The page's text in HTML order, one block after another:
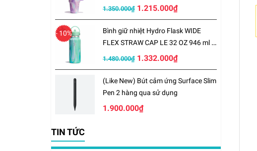
OZ 1183 ml – LE-S25TT40
1.350.000₫ 1.215.000₫
Bình giữ nhiệt Hydro Flask WIDE
FLEX STRAW CAP LE 32 OZ 946 ml –
LE-S25W32
1.480.000₫ 1.332.000₫
- 10%
(Like New) Bút cảm ứng Surface Slim
Pen 2 hàng qua sử dụng
1.900.000₫
TIN TỨC